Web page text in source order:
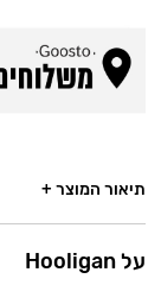
תיאור המוצר +
על Hooligan